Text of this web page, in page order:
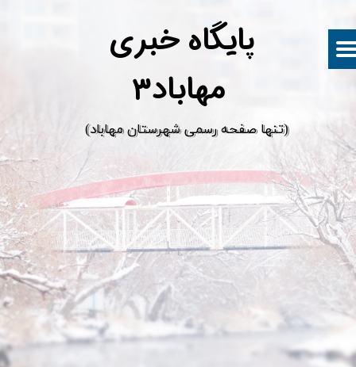
پایگاه خبری
​(تنها صفحه رسمی شهرستان مهاباد)